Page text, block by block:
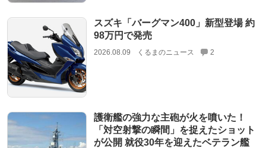
スズキ「バーグマン400」新型登場 約
98万円で発売
2026.08.09 くるまのニュース 2
護衛艦の強力な主砲が火を噴いた！
「対空射撃の瞬間」を捉えたショット
が公開 就役30年を迎えたベテラン艦